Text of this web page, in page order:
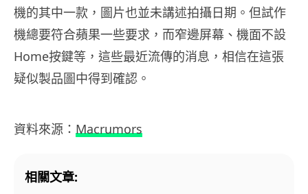
機的其中一款，圖片也並未講述拍攝日期。但試作
機總要符合蘋果一些要求，而窄邊屏幕、機面不設
Home按鍵等，這些最近流傳的消息，相信在這張
疑似製品圖中得到確認。
資料來源： Macrumors
相關文章: